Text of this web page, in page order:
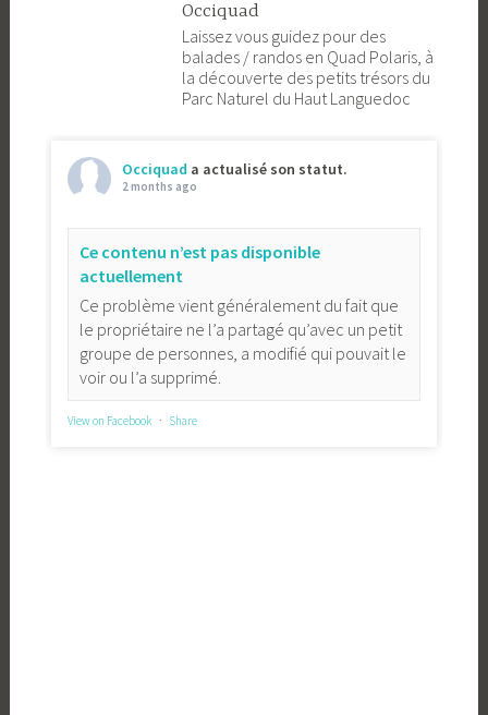
Occiquad
Laissez vous guidez pour des
balades / randos en Quad Polaris, à
la découverte des petits trésors du
Parc Naturel du Haut Languedoc
Occiquad a actualisé son statut.
2 months ago
Ce contenu n’est pas disponible
actuellement
Ce problème vient généralement du fait que
le propriétaire ne l’a partagé qu’avec un petit
groupe de personnes, a modifié qui pouvait le
voir ou l’a supprimé.
View on Facebook · Share